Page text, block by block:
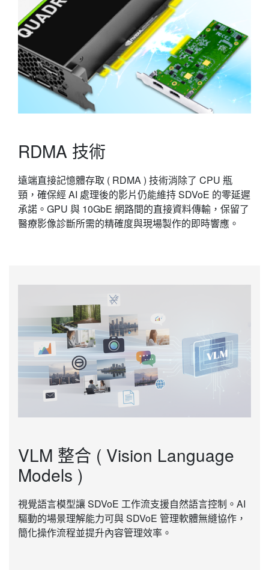
RDMA 技術
遠端直接記憶體存取 ( RDMA ) 技術消除了 CPU 瓶
頸，確保經 AI 處理後的影片仍能維持 SDVoE 的零延遲
承諾。GPU 與 10GbE 網路間的直接資料傳輸，保留了
醫療影像診斷所需的精確度與現場製作的即時響應。
VLM 整合 ( Vision Language
Models )
視覺語言模型讓 SDVoE 工作流支援自然語言控制。AI
驅動的場景理解能力可與 SDVoE 管理軟體無縫協作，
簡化操作流程並提升內容管理效率。